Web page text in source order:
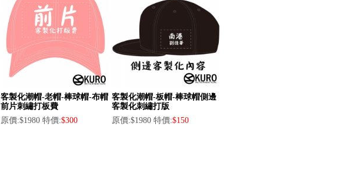
客製化潮帽-老帽-棒球帽-布帽
前片刺繡打板費
原價:$1980 特價:$300
客製化潮帽-板帽-棒球帽側邊
客製化刺繡打版
原價:$1980 特價:$150